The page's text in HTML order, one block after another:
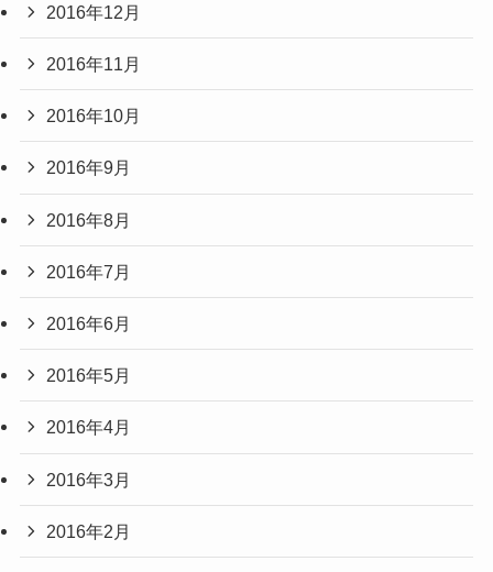
2016年12月
2016年11月
2016年10月
2016年9月
2016年8月
2016年7月
2016年6月
2016年5月
2016年4月
2016年3月
2016年2月